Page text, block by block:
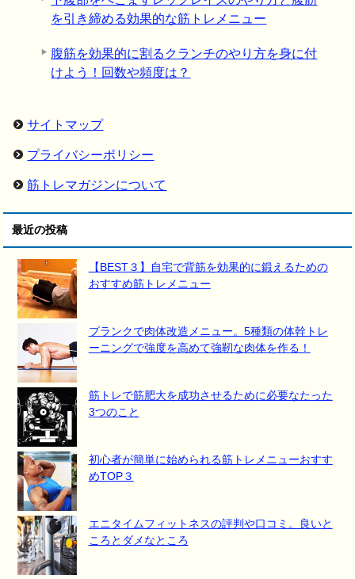
を引き締める効果的な筋トレメニュー
腹筋を効果的に割るクランチのやり方を身に付
けよう！回数や頻度は？
サイトマップ
プライバシーポリシー
筋トレマガジンについて
最近の投稿
【BEST３】自宅で背筋を効果的に鍛えるための
おすすめ筋トレメニュー
プランクで肉体改造メニュー。5種類の体幹トレ
ーニングで強度を高めて強靭な肉体を作る！
筋トレで筋肥大を成功させるために必要なたった
3つのこと
初心者が簡単に始められる筋トレメニューおすす
めTOP３
エニタイムフィットネスの評判や口コミ。良いと
ころとダメなところ